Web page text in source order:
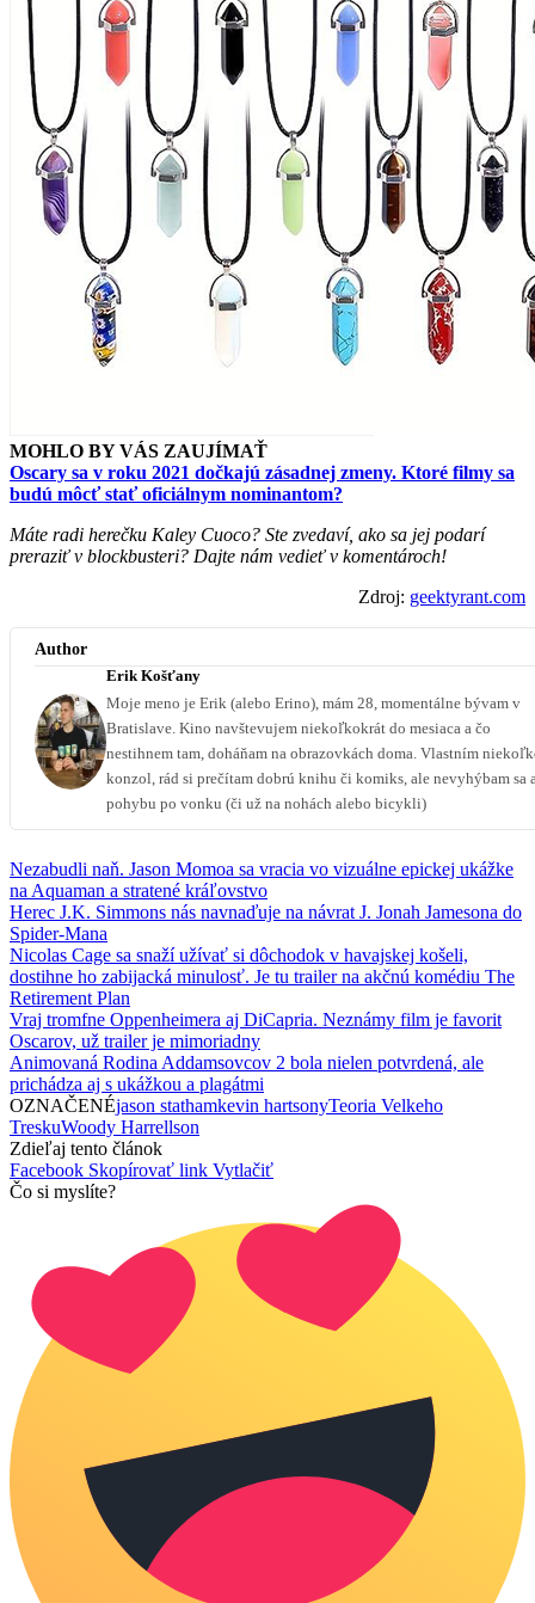
MOHLO BY VÁS ZAUJÍMAŤ
Oscary sa v roku 2021 dočkajú zásadnej zmeny. Ktoré filmy sa
budú môcť stať oficiálnym nominantom?
Máte radi herečku Kaley Cuoco? Ste zvedaví, ako sa jej podarí
preraziť v blockbusteri? Dajte nám vedieť v komentároch!
Zdroj: geektyrant.com
Author
Erik Košťany
Moje meno je Erik (alebo Erino), mám 28, momentálne bývam v
Bratislave. Kino navštevujem niekoľkokrát do mesiaca a čo
nestihnem tam, doháňam na obrazovkách doma. Vlastním
konzol, rád si prečítam dobrú knihu či komiks, ale nevyhýbam sa
pohybu po vonku (či už na nohách alebo bicykli)
Nezabudli naň. Jason Momoa sa vracia vo vizuálne epickej ukážke
na Aquaman a stratené kráľovstvo
Herec J.K. Simmons nás navnaďuje na návrat J. Jonah Jamesona do
Spider-Mana
Nicolas Cage sa snaží užívať si dôchodok v havajskej košeli,
dostihne ho zabijacká minulosť. Je tu trailer na akčnú komédiu The
Retirement Plan
Vraj tromfne Oppenheimera aj DiCapria. Neznámy film je favorit
Oscarov, už trailer je mimoriadny
Animovaná Rodina Addamsovcov 2 bola nielen potvrdená, ale
prichádza aj s ukážkou a plagátmi
OZNAČENÉjason stathamkevin hartsonyTeoria Velkeho
TreskuWoody Harrellson
Zdieľaj tento článok
Facebook Skopírovať link Vytlačiť
Čo si myslíte?